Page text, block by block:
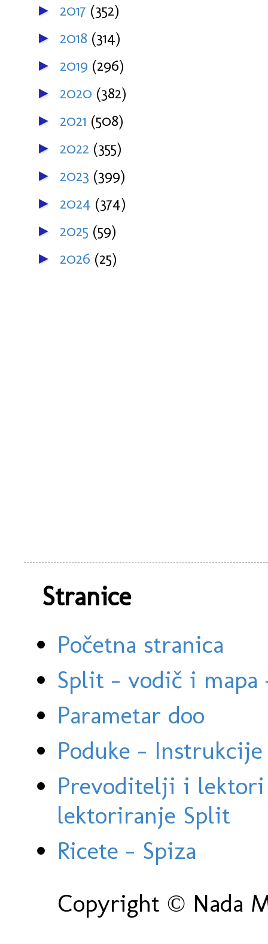
► 2017 (352)
► 2018 (314)
► 2019 (296)
► 2020 (382)
► 2021 (508)
► 2022 (355)
► 2023 (399)
► 2024 (374)
► 2025 (59)
► 2026 (25)
Stranice
Početna stranica
Split - vodič i
Parametar doo
Poduke -
Prevoditelji i
lektoriranje Split
Ricete - Spiza
Copyright © Nada